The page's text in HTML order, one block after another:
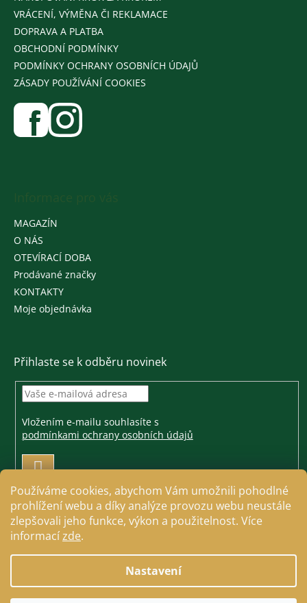
Používáme cookies, abychom Vám umožnili pohodlné
prohlížení webu a díky analýze provozu webu neustále
zlepšovali jeho funkce, výkon a použitelnost. Více
informacízde.
Nastavení
VRÁCENÍ, VÝMĚNA ČI REKLAMACE
DOPRAVA A PLATBA
OBCHODNÍ PODMÍNKY
PODMÍNKY OCHRANY OSOBNÍCH ÚDAJŮ
ZÁSADY POUŽÍVÁNÍ COOKIES
MAGAZÍN
O NÁS
OTEVÍRACÍ DOBA
Prodávané značky
KONTAKTY
Moje objednávka
Přihlaste se k odběru novinek
Vložením e-mailu souhlasíte s
podmínkami ochrany osobních údajů
PŘIHLÁSIT